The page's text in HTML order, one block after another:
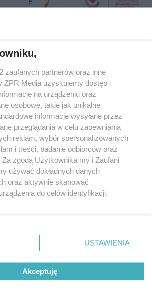
dalej rozpowszechniany w jakikolwiek sposób
lub mechaniczny) na jakimkolwiek polu
formie, włącznie z umieszczaniem w
zgody właściciela praw. Jakiekolwiek użycie
w całości lub w części z naruszeniem
zgody, jest zabronione pod groźbą kary i
O nas
Nasze serwisy
zaufanych partnerów oraz inne
ZPR Media uzyskujemy dostęp i
na urządzeniu oraz
osobowe, takie jak unikalne
informacje wysyłane przez
przeglądania w celu zapewniania
reklam, wybór spersonalizowanych
i treści, badanie odbiorców oraz
Za zgodą Użytkownika my i Zaufani
używać dokładnych danych
oraz aktywnie skanować
do celów identyfikacji.
przycisk ustawień prywatności
dolnym rogu strony
danych nie wymagają zgody
prawo sprzeciwić się takiemu
będą miały zastosowanie tylko
USTAWIENIA
Akceptuję